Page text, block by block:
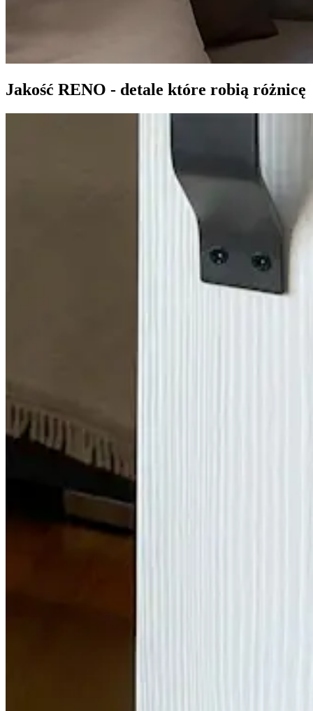
Jakość RENO - detale które robią różnicę